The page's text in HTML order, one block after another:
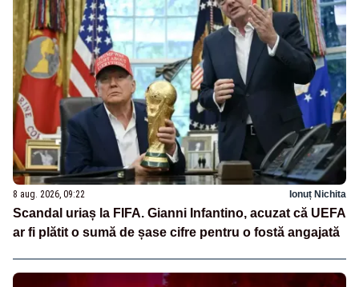
8 aug. 2026, 09:22 Ionuț Nichita
Scandal uriaș la FIFA. Gianni Infantino, acuzat că UEFA
ar fi plătit o sumă de șase cifre pentru o fostă angajată